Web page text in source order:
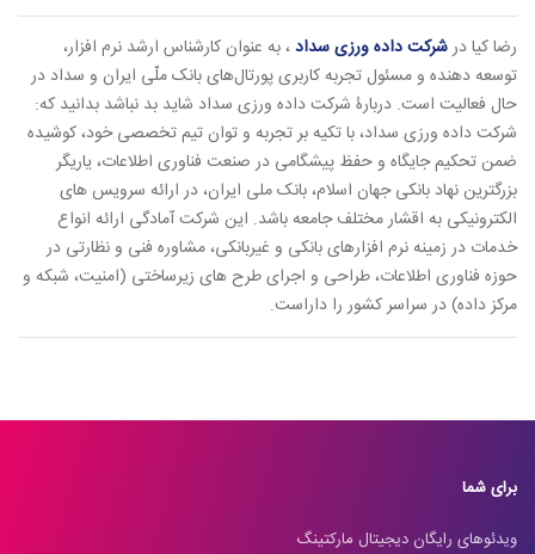
رضا کیا درشرکت داده ورزی سداد، به عنوان کارشناس ارشد نرم افزار،
توسعه دهنده و مسئول تجربه کاربری پورتال‌های بانک ملّی ایران و سداد در
حال فعالیت است. دربارۀ شرکت داده ورزی سداد شاید بد نباشد بدانید که:
شرکت داده ورزی سداد، با تکیه بر تجربه و توان تیم تخصصی خود، کوشیده
ضمن تحکیم جایگاه و حفظ پیشگامی در صنعت فناوری اطلاعات، یاریگر
بزرگترین نهاد بانکی جهان اسلام، بانک ملی ایران، در ارائه سرویس های
الکترونیکی به اقشار مختلف جامعه باشد. این شرکت آمادگی ارائه انواع
خدمات در زمینه نرم افزارهای بانکی و غیربانکی، مشاوره فنی و نظارتی در
حوزه فناوری اطلاعات، طراحی و اجرای طرح های زیرساختی (امنیت، شبکه و
مرکز داده) در سراسر کشور را داراست.
برای شما
ویدئوهای رایگان دیجیتال مارکتینگ